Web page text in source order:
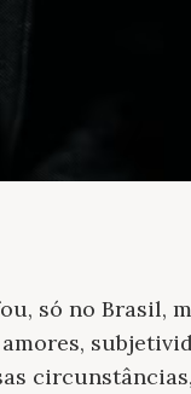
só no Brasil,